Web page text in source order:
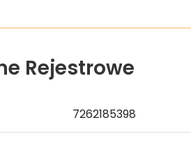
Rejestrowe
7262185398